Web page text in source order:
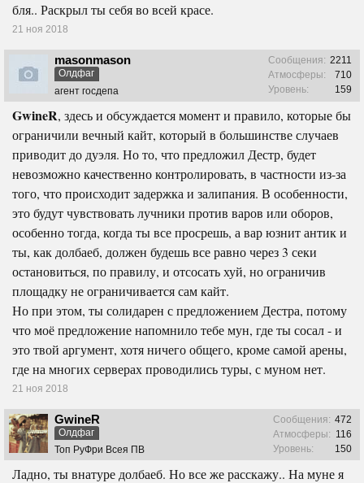
бля.. Раскрыл ты себя во всей красе.
21 ноя 2018
masonmason
Олдфаг
агент госдепа
Сообщения: 2211
Атмосферы:
710
Уровень:
159
GwineR, здесь и обсуждается момент и правило, которые бы
ограничили вечный кайт, который в большинстве случаев
приводит до дуэля. Но то, что предложил Дестр, будет
невозможно качественно контролировать, в частности из-за
того, что происходит задержка и залипания. В особенности,
это будут чувствовать лучники против варов или оборов,
особенно тогда, когда ты все просрешь, а вар юзнит антик и
ты, как долбаеб, должен будешь все равно через 3 секи
остановиться, по правилу, и отсосать хуй, но ограничив
площадку не ограничивается сам кайт.
Но при этом, ты солидарен с предложением Дестра, потому
что моё предложение напомнило тебе мун, где ты сосал - и
это твой аргумент, хотя ничего общего, кроме самой арены,
где на многих серверах проводились туры, с муном нет.
21 ноя 2018
GwineR
Олдфаг
Топ РуФри Всея ПВ
Сообщения: 472
Атмосферы: 116
Уровень:
150
Ладно, ты внатуре долбаеб. Но все же расскажу.. На муне я